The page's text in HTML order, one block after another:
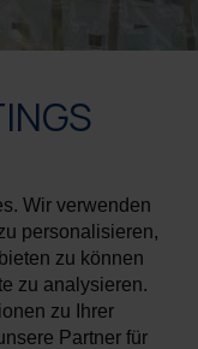
Wir verwenden
personalisieren,
zu können
zu analysieren.
zu Ihrer
Partner für